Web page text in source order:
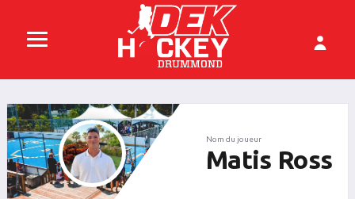
Nom du joueur
Matis Ross